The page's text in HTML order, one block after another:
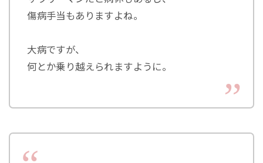
傷病手当もありますよね。
大病ですが、
何とか乗り越えられますように。